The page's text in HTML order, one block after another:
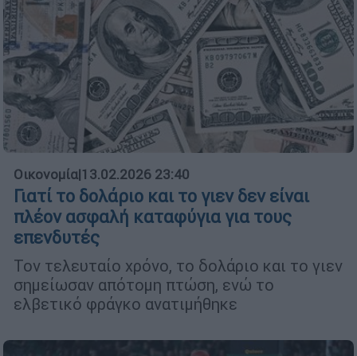
Οικονομία|13.02.2026 23:40
Γιατί το δολάριο και το γιεν δεν είναι
πλέον ασφαλή καταφύγια για τους
επενδυτές
Τον τελευταίο χρόνο, το δολάριο και το γιεν
σημείωσαν απότομη πτώση, ενώ το
ελβετικό φράγκο ανατιμήθηκε